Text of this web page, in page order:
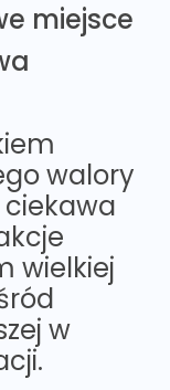
miejsce
walory
ciekawa
wielkiej
w